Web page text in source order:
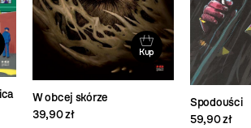
Kup
W obcej skórze
39,90 zł
Spodouści
59,90 zł